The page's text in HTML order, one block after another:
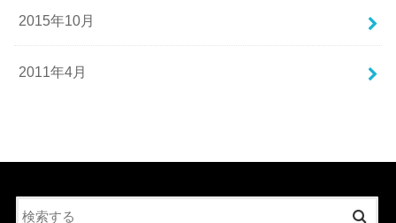
2015年10月
2011年4月